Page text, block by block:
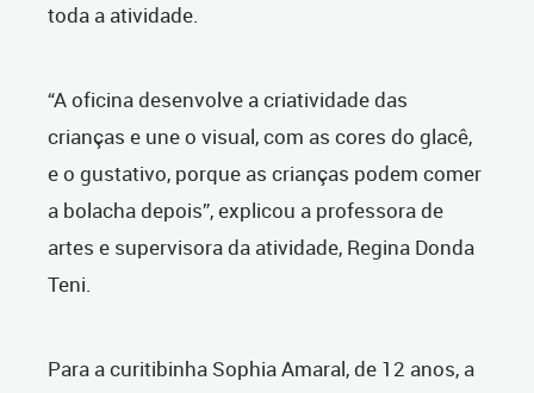
toda a atividade.
“A oficina desenvolve a criatividade das
crianças e une o visual, com as cores do glacê,
e o gustativo, porque as crianças podem comer
a bolacha depois”, explicou a professora de
artes e supervisora da atividade, Regina Donda
Teni.
Para a curitibinha Sophia Amaral, de 12 anos, a